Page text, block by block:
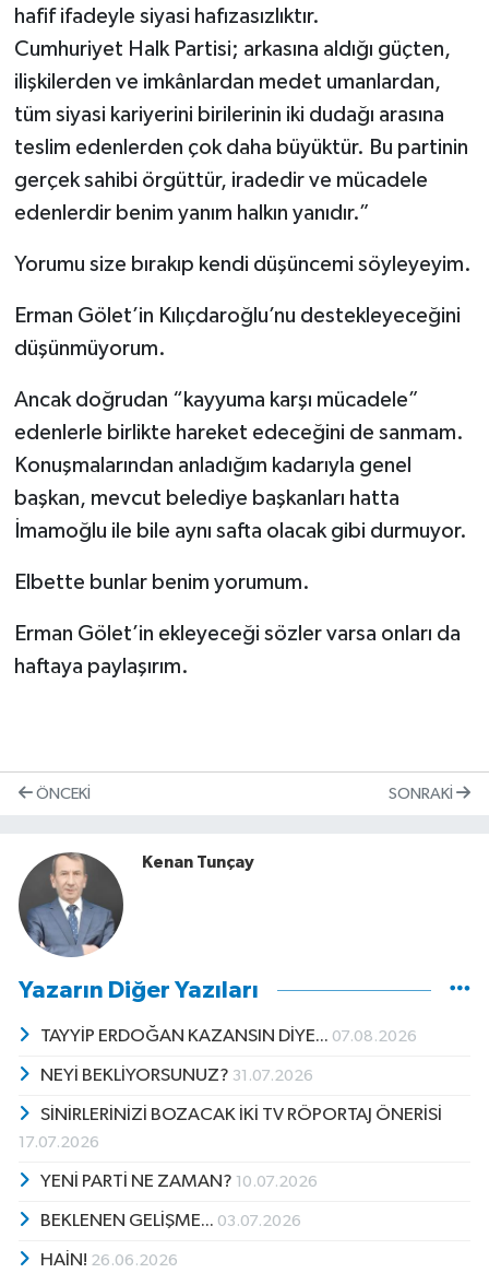
hafif ifadeyle siyasi hafızasızlıktır.
Cumhuriyet Halk Partisi; arkasına aldığı güçten,
ilişkilerden ve imkânlardan medet umanlardan,
tüm siyasi kariyerini birilerinin iki dudağı arasına
teslim edenlerden çok daha büyüktür. Bu partinin
gerçek sahibi örgüttür, iradedir ve mücadele
edenlerdir benim yanım halkın yanıdır.”
Yorumu size bırakıp kendi düşüncemi söyleyeyim.
Erman Gölet’in Kılıçdaroğlu’nu destekleyeceğini
düşünmüyorum.
Ancak doğrudan “kayyuma karşı mücadele”
edenlerle birlikte hareket edeceğini de sanmam.
Konuşmalarından anladığım kadarıyla genel
başkan, mevcut belediye başkanları hatta
İmamoğlu ile bile aynı safta olacak gibi durmuyor.
Elbette bunlar benim yorumum.
Erman Gölet’in ekleyeceği sözler varsa onları da
haftaya paylaşırım.
ÖNCEKI SONRAKI
Kenan Tunçay
Yazarın Diğer Yazıları
TAYYİP ERDOĞAN KAZANSIN DİYE... 07.08.2026
NEYİ BEKLİYORSUNUZ? 31.07.2026
SİNİRLERİNİZİ BOZACAK İKİ TV RÖPORTAJ ÖNERİSİ
17.07.2026
YENİ PARTİ NE ZAMAN? 10.07.2026
BEKLENEN GELİŞME... 03.07.2026
HAİN! 26.06.2026